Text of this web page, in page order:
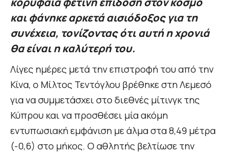
και φάνηκε αρκετά αισιόδοξος για τη
συνέχεια, τονίζοντας ότι αυτή η χρονιά
θα είναι η καλύτερή του.
Λίγες ημέρες μετά την επιστροφή του από την
Κίνα, ο Μίλτος Τεντόγλου βρέθηκε στη Λεμεσό
για να συμμετάσχει στο διεθνές μίτινγκ της
Κύπρου και να προσθέσει μία ακόμη
εντυπωσιακή εμφάνιση με άλμα στα 8,49 μέτρα
(-0,6) στο μήκος. Ο αθλητής βελτίωσε την